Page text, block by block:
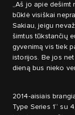
„Aš jo apie dešimt
būklė visiškai
Sakiau, jeigu
šimtus tūkstančių
gyvenimą vis tiek
istorijos. Be jos
dieną bus nieko
2014-aisiais
Type Series 1“ su